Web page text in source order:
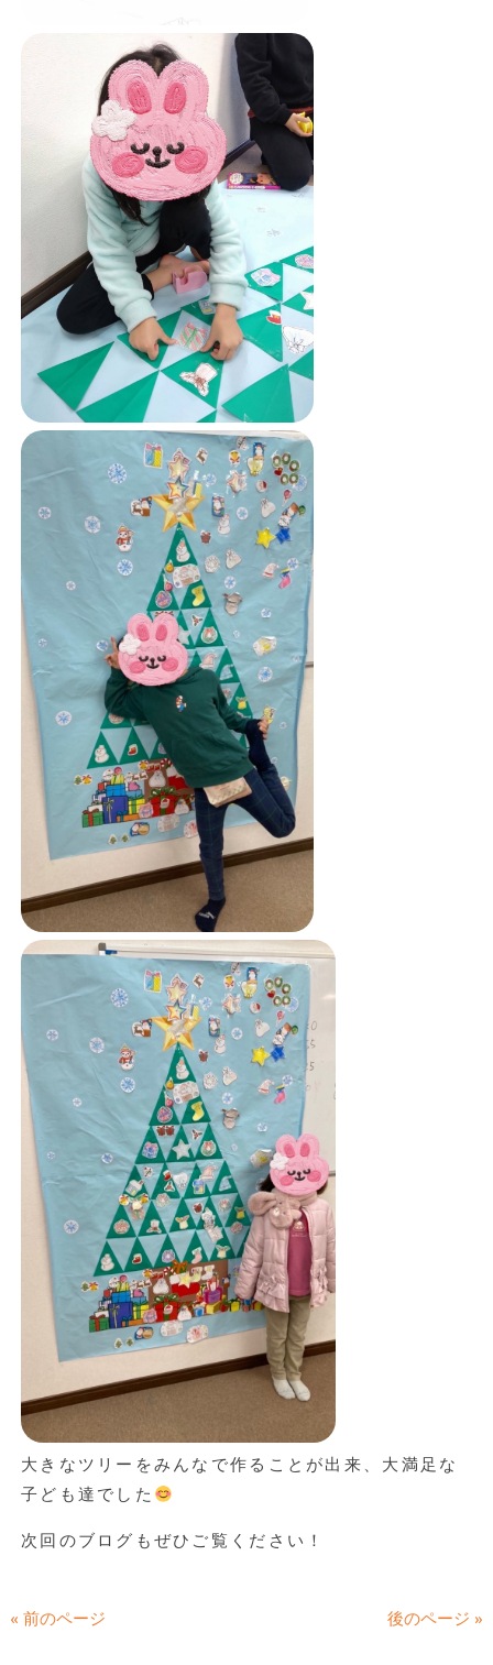
大きなツリーをみんなで作ることが出来、大満足な
子ども達でした
次回のブログもぜひご覧ください！
« 前のページ 後のページ »